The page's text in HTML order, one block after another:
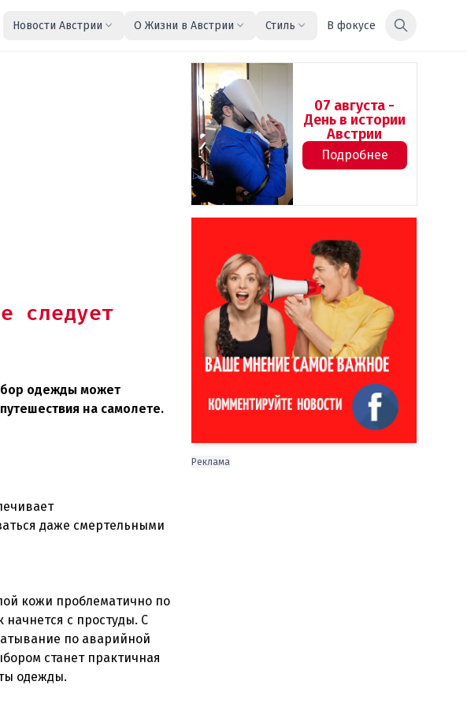
Новости Австрии О Жизни в Австрии Стиль В фокусе
следует
одежды может
на самолете.
даже смертельными
кожи проблематично по
с простуды. С
по аварийной
станет практичная
одежды.
07 августа -
День в истории
Австрии
Подробнее
Реклама